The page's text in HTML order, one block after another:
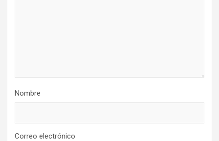
Nombre
Correo electrónico